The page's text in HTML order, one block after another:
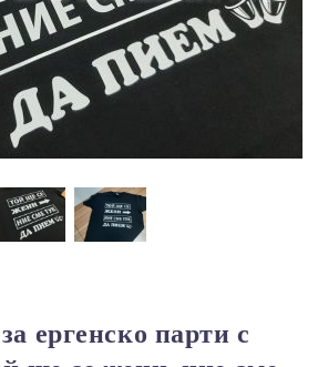
ергенско парти с